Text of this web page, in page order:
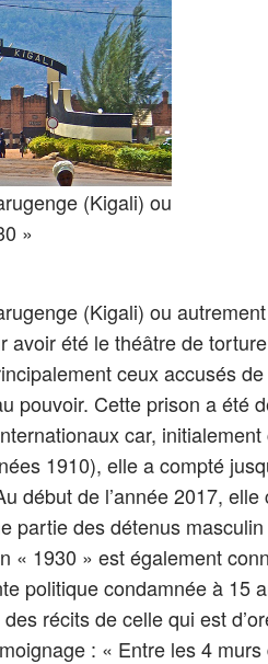
(Kigali) ou
»
(Kigali) ou
avoir été le théâtre de
ceux accusés
pouvoir. Cette prison a été
car,
1910), elle a compté
début de l’année 2017,
partie des détenus
« 1930 » est également
politique condamnée à 15
récits de celle qui est
: « Entre les 4 murs